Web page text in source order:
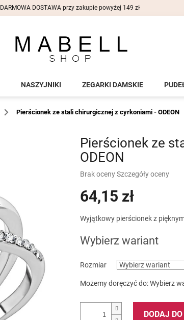
DARMOWA DOSTAWA przy zakupie powyżej 149 zł
NASZYJNIKI ZEGARKI DAMSKIE
Pierścionek ze stali chirurgicznej z cyrkoniami - ODEON
Pierścionek ze
ODEON
Średnia
produktu
wynosi
na
gwiazdek.
Brak ocenySzczegóły oceny
64,15 zł
jednostkowa:
Wyjątkowy pierścionek z
Wybierz wariant
Rozmiar
Możemy doręczyć do:Wybierz
DODAJ